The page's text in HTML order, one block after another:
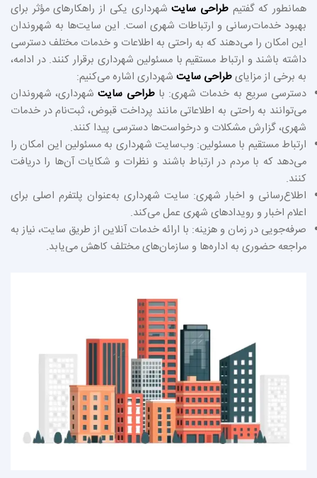
همانطور که گفتیمطراحی سایتشهرداری یکی از راهکارهای مؤثر برای
بهبود خدمات‌رسانی و ارتباطات شهری است. این سایت‌ها به شهروندان
این امکان را می‌دهند که به راحتی به اطلاعات و خدمات مختلف دسترسی
داشته باشند و ارتباط مستقیم با مسئولین شهرداری برقرار کنند. در ادامه،
به برخی از مزایایطراحی سایت شهرداری اشاره می‌کنیم:
دسترسی سریع به خدمات شهری: باطراحی سایتشهرداری، شهروندان
می‌توانند به راحتی به اطلاعاتی مانند پرداخت قبوض، ثبت‌نام در خدمات
شهری، گزارش مشکلات و درخواست‌ها دسترسی پیدا کنند.
ارتباط مستقیم با مسئولین: وب‌سایت شهرداری به مسئولین این امکان را
می‌دهد که با مردم در ارتباط باشند و نظرات و شکایات آن‌ها را دریافت
کنند.
اطلاع‌رسانی و اخبار شهری: سایت شهرداری به‌عنوان پلتفرم اصلی برای
اعلام اخبار و رویدادهای شهری عمل می‌کند.
صرفه‌جویی در زمان و هزینه: با ارائه خدمات آنلاین از طریق سایت، نیاز به
مراجعه حضوری به اداره‌ها و سازمان‌های مختلف کاهش می‌یابد.